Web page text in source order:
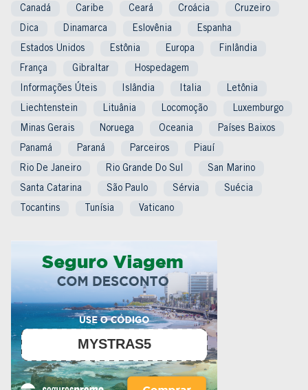
Canadá Caribe Ceará Croácia Cruzeiro
Dica Dinamarca Eslovênia Espanha
Estados Unidos Estônia Europa Finlândia
França Gibraltar Hospedagem
Informações Úteis Islândia Italia Letônia
Liechtenstein Lituânia Locomoção Luxemburgo
Minas Gerais Noruega Oceania Países Baixos
Panamá Paraná Parceiros Piauí
Rio De Janeiro Rio Grande Do Sul San Marino
Santa Catarina São Paulo Sérvia Suécia
Tocantins Tunísia Vaticano
MYSTRAS5